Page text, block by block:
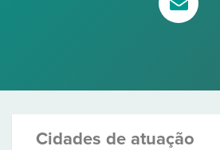
Cidades de atuação